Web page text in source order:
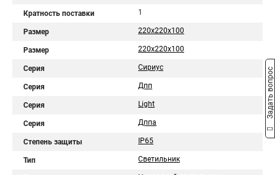
Кратность поставки 1
Размер 220х220х100
Размер 220x220x100
Серия Сириус
Серия Дпп
Серия Light
Серия Дппа
Степень защиты IP65
Тип Светильник
Задать вопрос